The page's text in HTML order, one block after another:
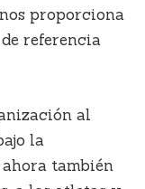
proporciona
referencia
al
la
también